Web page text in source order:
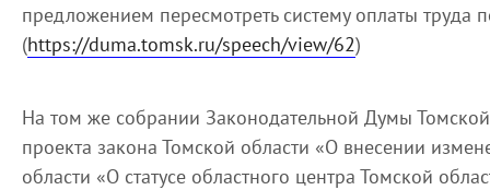
предложением пересмотреть систему оплаты труда
(https://duma.tomsk.ru/speech/view/62)
На том же собрании Законодательной Думы
проекта закона Томской области «О внесении
области «О статусе областного центра Томской